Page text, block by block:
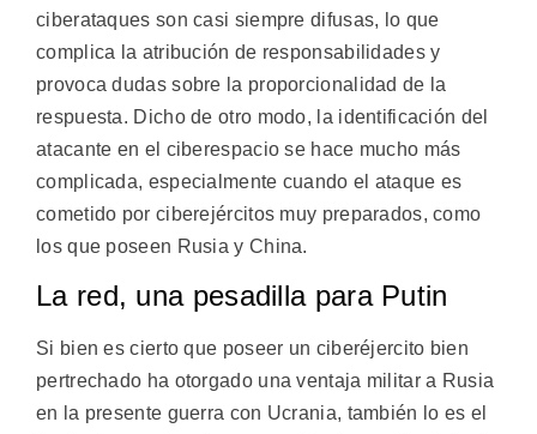
ciberataques son casi siempre difusas, lo que
complica la atribución de responsabilidades y
provoca dudas sobre la proporcionalidad de la
respuesta. Dicho de otro modo, la identificación del
atacante en el ciberespacio se hace mucho más
complicada, especialmente cuando el ataque es
cometido por ciberejércitos muy preparados, como
los que poseen Rusia y China.
La red, una pesadilla para Putin
Si bien es cierto que poseer un ciberéjercito bien
pertrechado ha otorgado una ventaja militar a Rusia
en la presente guerra con Ucrania, también lo es el